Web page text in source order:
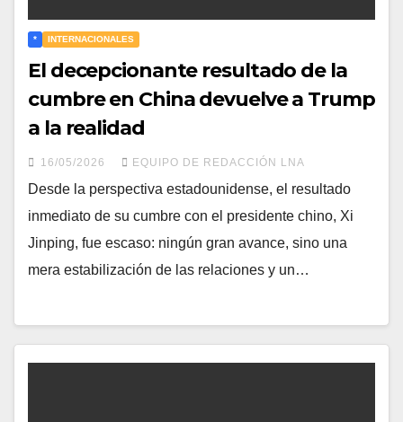
* INTERNACIONALES
El decepcionante resultado de la
cumbre en China devuelve a Trump
a la realidad
16/05/2026 EQUIPO DE REDACCIÓN LNA
Desde la perspectiva estadounidense, el resultado
inmediato de su cumbre con el presidente chino, Xi
Jinping, fue escaso: ningún gran avance, sino una
mera estabilización de las relaciones y un…